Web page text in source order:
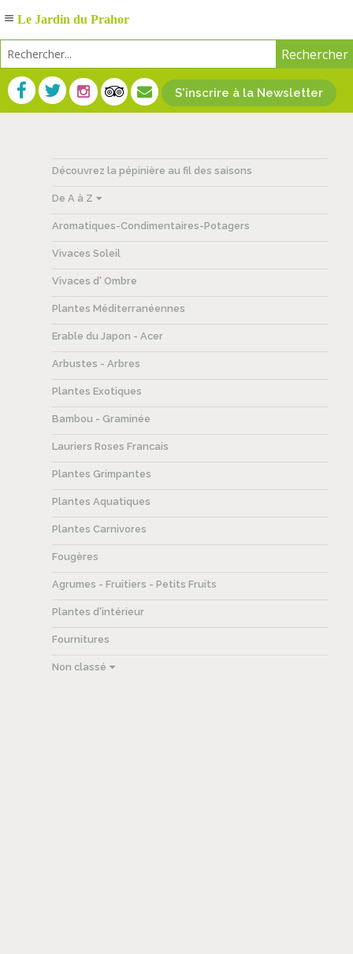
S'inscrire à la Newsletter
Découvrez la pépinière au fil des saisons
De A à Z
Aromatiques-Condimentaires-Potagers
Vivaces Soleil
Vivaces d' Ombre
Plantes Méditerranéennes
Erable du Japon - Acer
Arbustes - Arbres
Plantes Exotiques
Bambou - Graminée
Lauriers Roses Francais
Plantes Grimpantes
Plantes Aquatiques
Plantes Carnivores
Fougères
Agrumes - Fruitiers - Petits Fruits
Plantes d'intérieur
Fournitures
Non classé
Le Jardin du Prahor